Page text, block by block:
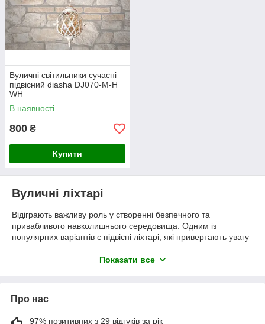
Вуличні світильники сучасні
підвісний diasha DJ070-M-H
WH
В наявності
800 ₴
Купити
Вуличні ліхтарі
Відіграють важливу роль у створенні безпечного та
привабливого навколишнього середовища. Одним із
популярних варіантів є підвісні ліхтарі, які привертають увагу
цій статті ми розглянемо функціональність та переваги
та елегантності до міського чи приміського середовища. Їх
привабливості навколишньому оточенню. Підвісні ліхтарі
Показати все
Про нас
97% позитивних з 29 відгуків за рік